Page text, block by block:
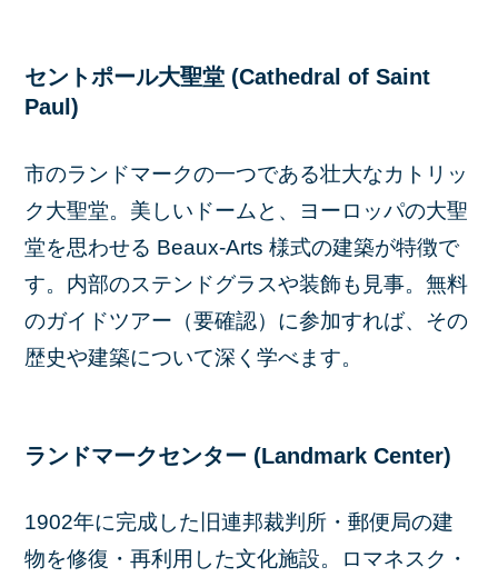
セントポール大聖堂 (Cathedral of Saint
Paul)
市のランドマークの一つである壮大なカトリッ
ク大聖堂。美しいドームと、ヨーロッパの大聖
堂を思わせる Beaux-Arts 様式の建築が特徴で
す。内部のステンドグラスや装飾も見事。無料
のガイドツアー（要確認）に参加すれば、その
歴史や建築について深く学べます。
ランドマークセンター (Landmark Center)
1902年に完成した旧連邦裁判所・郵便局の建
物を修復・再利用した文化施設。ロマネスク・